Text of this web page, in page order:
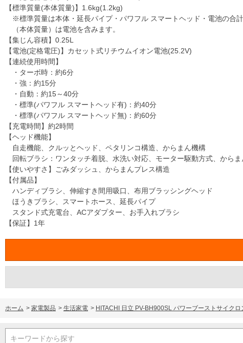
【標準質量(本体質量)】1.6kg(1.2kg)
※標準質量は本体・延長パイプ・パワフル スマートヘッド・電池の合計
（本体質量）は電池を含みます。
【集じん容積】0.25L
【電池(定格電圧)】カセット式リチウムイオン電池(25.2V)
【連続使用時間】
・ターボ時：約6分
・強：約15分
・自動：約15～40分
・標準(パワフル スマートヘッド有)：約40分
・標準(パワフル スマートヘッド無)：約60分
【充電時間】約2時間
【ヘッド機能】
自走機能、クルッとヘッド、ペタリンコ構造、からまん機構
回転ブラシ：ワンタッチ着脱、水洗い対応、モーター駆動方式、からま
【使いやすさ】ごみダッシュ、からまんプレス構造
【付属品】
ハンディブラシ、伸縮すき間用吸口、布用ブラッシングヘッド
ほうきブラシ、スマートホース、延長パイプ
スタンド式充電台、ACアダプター、お手入れブラシ
【保証】1年
ホーム > 家電製品 > 生活家電 > HITACHI 日立 PV-BH900SL パワーブーストサイク
キーワードから探す